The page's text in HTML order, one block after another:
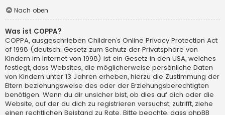
Nach oben
Was ist COPPA?
COPPA, ausgeschrieben Children’s Online Privacy Protection Act
of 1998 (deutsch: Gesetz zum Schutz der Privatsphäre von
Kindern im Internet von 1998) ist ein Gesetz in den USA, welches
festlegt, dass Websites, die möglicherweise persönliche Daten
von Kindern unter 13 Jahren erheben, hierzu die Zustimmung der
Eltern beziehungsweise des oder der Erziehungsberechtigten
benötigen. Wenn du dir unsicher bist, ob dies auf dich oder die
Website, auf der du dich zu registrieren versuchst, zutrifft, ziehe
einen rechtlichen Beistand zu Rate. Bitte beachte, dass phpBB